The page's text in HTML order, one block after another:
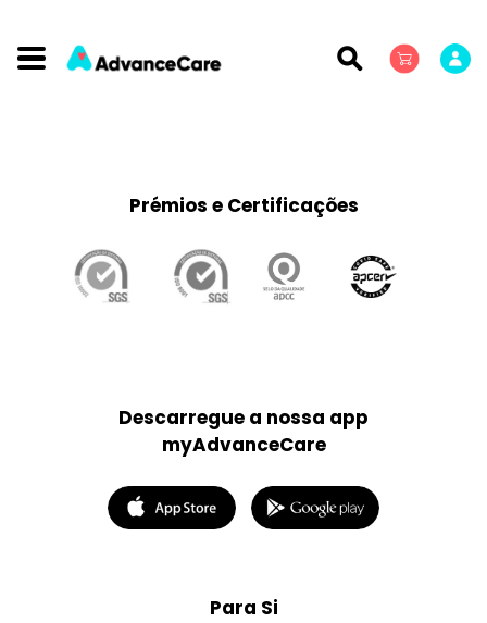
Para Si
Descarregue a nossa app
myAdvanceCare
Prémios e Certificações